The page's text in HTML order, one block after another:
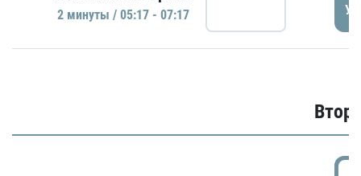
2 минуты / 05:17 - 07:17